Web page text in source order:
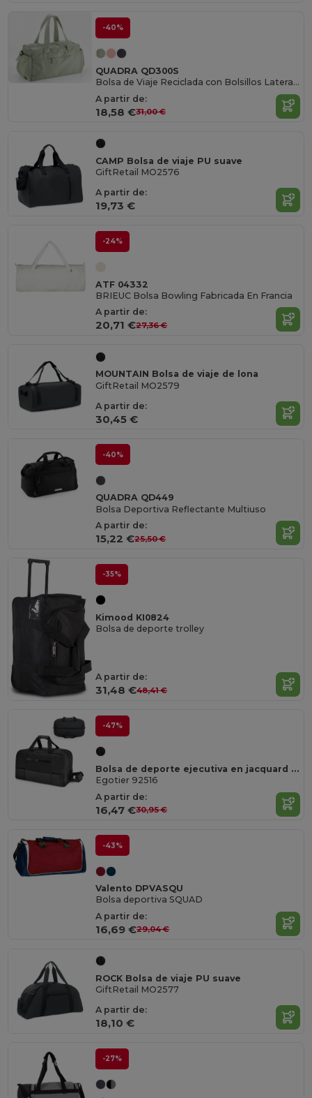
-40%
QUADRA QD300S
Bolsa de Viaje Reciclada con Bolsillos Laterales
A partir de:
18,58 €31,00 €
CAMP Bolsa de viaje PU suave
GiftRetail MO2576
A partir de:
19,73 €
-24%
ATF 04332
BRIEUC Bolsa Bowling Fabricada En Francia
A partir de:
20,71 €27,36 €
MOUNTAIN Bolsa de viaje de lona
GiftRetail MO2579
A partir de:
30,45 €
-40%
QUADRA QD449
Bolsa Deportiva Reflectante Multiuso
A partir de:
15,22 €25,50 €
-35%
Kimood KI0824
Bolsa de deporte trolley
A partir de:
31,48 €48,41 €
-47%
Bolsa de deporte ejecutiva en jacquard 840D y 300D
Egotier 92516
A partir de:
16,47 €30,95 €
-43%
Valento DPVASQU
Bolsa deportiva SQUAD
A partir de:
16,69 €29,04 €
ROCK Bolsa de viaje PU suave
GiftRetail MO2577
A partir de:
18,10 €
-27%